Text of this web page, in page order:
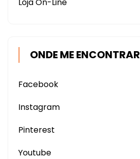
ONDE ME ENCONTRAR
Facebook
Instagram
Pinterest
Youtube